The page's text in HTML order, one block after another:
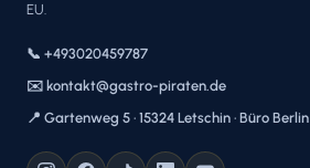
EU.
📞 +493020459787
✉️ kontakt@gastro-piraten.de
📍 Gartenweg 5 · 15324 Letschin · Büro Berlin